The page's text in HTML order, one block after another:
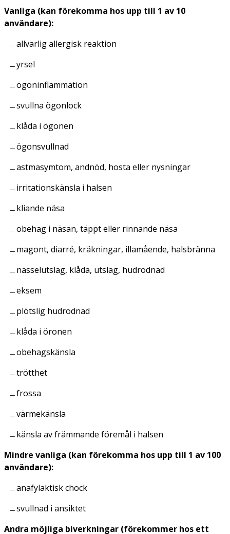
Vanliga (kan förekomma hos upp till 1 av 10
användare):
allvarlig allergisk reaktion
yrsel
ögoninflammation
svullna ögonlock
klåda i ögonen
ögonsvullnad
astmasymtom, andnöd, hosta eller nysningar
irritationskänsla i halsen
kliande näsa
obehag i näsan, täppt eller rinnande näsa
magont, diarré, kräkningar, illamående, halsbränna
nässelutslag, klåda, utslag, hudrodnad
eksem
plötslig hudrodnad
klåda i öronen
obehagskänsla
trötthet
frossa
värmekänsla
känsla av främmande föremål i halsen
Mindre vanliga (kan förekomma hos upp till 1 av 100
användare):
anafylaktisk chock
svullnad i ansiktet
Andra möjliga biverkningar (förekommer hos ett